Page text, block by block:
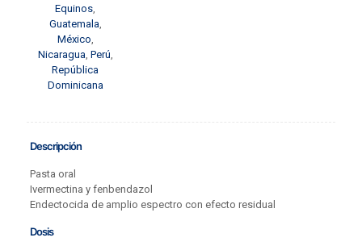
Equinos,
Guatemala,
México,
Nicaragua, Perú,
República
Dominicana
Descripción
Pasta oral
Ivermectina y fenbendazol
Endectocida de amplio espectro con efecto residual
Dosis